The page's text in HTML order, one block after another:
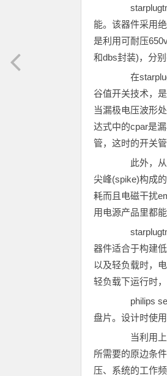
starplugtm
能。该器件采用
是利用可耐压
和dbs封装)，分
在
谷值开关技术，
当漏极电压波形
达式中的cpar是
管，这时的开关
此外，从
尖峰(spike)构成
耗而且电磁干扰
用电源产品里都
starplugtm
器件适合于构建
以及轻负载时，
轻负载下运行时
philips
盘片。设计时使
当利用上
所需要的原边条
压、系统的工作